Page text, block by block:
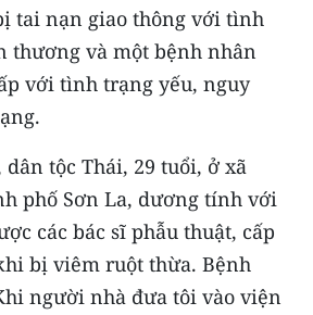
Công nghệ
tai nạn giao thông với tình
thương và một bệnh nhân
với tình trạng yếu, nguy
dân tộc Thái, 29 tuổi, ở xã
phố Sơn La, dương tính với
các bác sĩ phẫu thuật, cấp
bị viêm ruột thừa. Bệnh
người nhà đưa tôi vào viện